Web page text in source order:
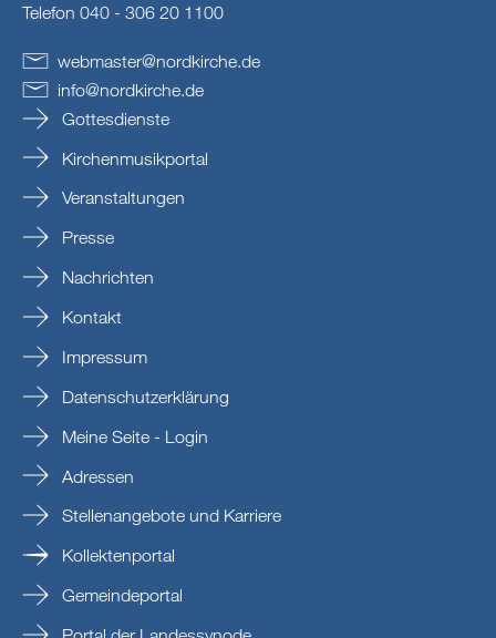
Telefon 040 - 306 20 1100
webmaster@nordkirche.de
info@nordkirche.de
Gottesdienste
Kirchenmusikportal
Veranstaltungen
Presse
Nachrichten
Kontakt
Impressum
Datenschutzerklärung
Meine Seite - Login
Adressen
Stellenangebote und Karriere
Kollektenportal
Gemeindeportal